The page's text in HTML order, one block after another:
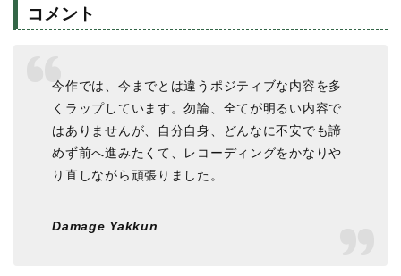
コメント
今作では、今までとは違うポジティブな内容を多
くラップしています。勿論、全てが明るい内容で
はありませんが、自分自身、どんなに不安でも諦
めず前へ進みたくて、レコーディングをかなりや
り直しながら頑張りました。
Damage Yakkun